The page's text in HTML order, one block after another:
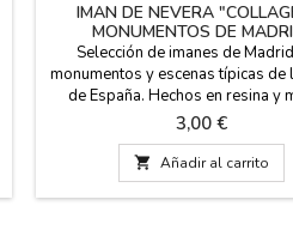
IMAN DE NEVERA
MONUMENTOS DE
Selección de imanes de
monumentos y escenas típicas de
de España. Hechos en resina y
goma de diferentes tamaños. En
salen monumentos como: La
Neptuno, El Oso y el madroño, la
Alcalá, el Palacio Real, las torres
skyline de Madrid, etc ...
Precio
3,00 €
 Añadir al carrito